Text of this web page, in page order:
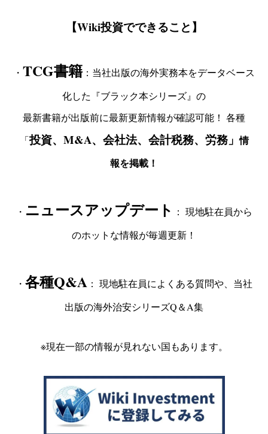
【Wiki投資でできること】
・ TCG書籍 ：当社出版の海外実務本をデータベース
化した『ブラック本シリーズ』の
最新書籍が出版前に最新更新情報が確認可能！ 各種
「投資、M&A、会社法、会計税務、労務」情
報を掲載！
・ ニュースアップデート ： 現地駐在員から
のホットな情報が毎週更新！
・ 各種Q&A ： 現地駐在員によくある質問や、当社
出版の海外治安シリーズQ＆A集
※現在一部の情報が見れない国もあります。